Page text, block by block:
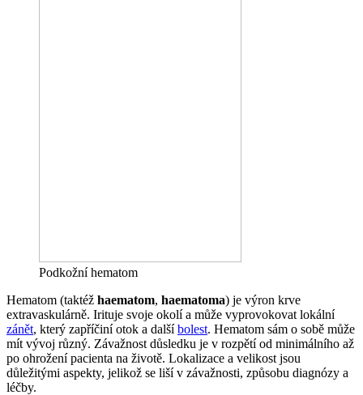
Podkožní hematom
Hematom (taktéž haematom, haematoma) je výron krve
extravaskulárně. Irituje svoje okolí a může vyprovokovat lokální
zánět, který zapříčiní otok a dalšíbolest. Hematom sám o sobě může
mít vývoj různý. Závažnost důsledku je v rozpětí od minimálního až
po ohrožení pacienta na životě. Lokalizace a velikost jsou
důležitými aspekty, jelikož se liší v závažnosti, způsobu diagnózy a
léčby.